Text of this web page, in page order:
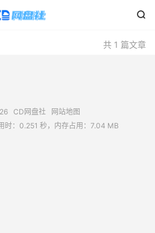

共 1 篇文章
CD网盘社
网站地图
时：0.251 秒，内存占用：7.04 MB